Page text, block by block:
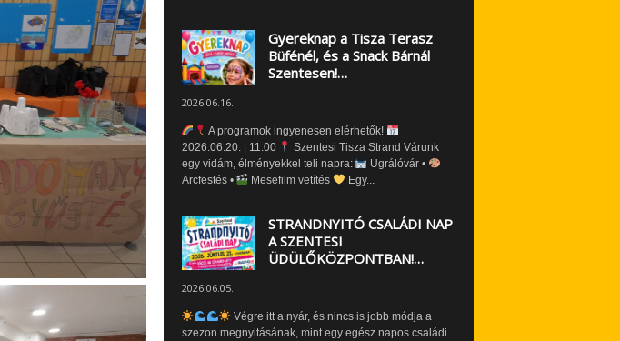
Gyereknap a Tisza Terasz
Büfénél, és a Snack Bárnál
Szentesen!…
2026.06.16.
A programok ingyenesen elérhetők!
2026.06.20. | 11:00
Szentesi Tisza Strand Várunk
egy vidám, élményekkel teli napra:
Ugrálóvár •
Arcfestés •
Mesefilm vetítés Egy...
STRANDNYITÓ CSALÁDI NAP
A SZENTESI
ÜDÜLŐKÖZPONTBAN!…
2026.06.05.
Végre itt a nyár, és nincs is jobb módja a
szezon megnyitásának, mint egy egész napos családi